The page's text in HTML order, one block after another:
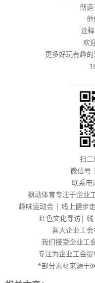
创
诠
欢
更多好玩有趣
扫
微信号
联系电
枫动体育专注于企业
趣味运动会 | 线上健步
红色文化寻访|
各大企业工
我们接受企业工
专注为企业工会
*部分素材来源于